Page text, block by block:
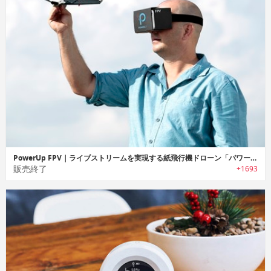
PowerUp FPV｜ライブストリームを実現する紙飛行機ドローン「パワーアップFPV」
販売終了 +1693